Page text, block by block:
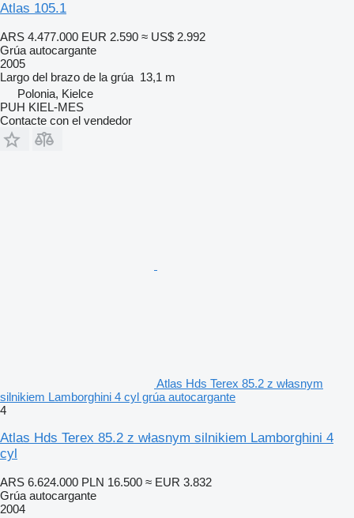
Atlas 105.1
ARS 4.477.000 EUR 2.590 ≈ US$ 2.992
Grúa autocargante
2005
Largo del brazo de la grúa 13,1 m
Polonia, Kielce
PUH KIEL-MES
Contacte con el vendedor
Atlas Hds Terex 85.2 z własnym
silnikiem Lamborghini 4 cyl grúa autocargante
4
Atlas Hds Terex 85.2 z własnym silnikiem Lamborghini 4
cyl
ARS 6.624.000 PLN 16.500 ≈ EUR 3.832
Grúa autocargante
2004